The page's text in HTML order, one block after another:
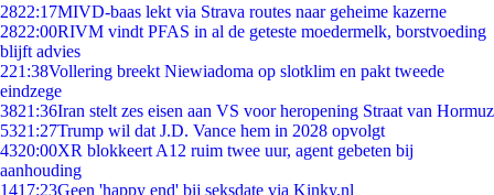
2822:17MIVD-baas lekt via Strava routes naar geheime kazerne
2822:00RIVM vindt PFAS in al de geteste moedermelk, borstvoeding
blijft advies
221:38Vollering breekt Niewiadoma op slotklim en pakt tweede
eindzege
3821:36Iran stelt zes eisen aan VS voor heropening Straat van Hormuz
5321:27Trump wil dat J.D. Vance hem in 2028 opvolgt
4320:00XR blokkeert A12 ruim twee uur, agent gebeten bij
aanhouding
1417:23Geen 'happy end' bij seksdate via Kinky.nl